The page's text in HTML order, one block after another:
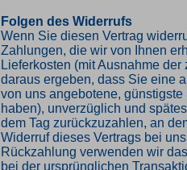
Folgen des Widerrufs
Wenn Sie diesen Vertrag
Zahlungen, die wir von Ihnen
Lieferkosten (mit Ausnahme
daraus ergeben, dass Sie eine
von uns angebotene,
haben), unverzüglich und
dem Tag zurückzuzahlen, an
Widerruf dieses Vertrags bei
Rückzahlung verwenden wir
bei der ursprünglichen